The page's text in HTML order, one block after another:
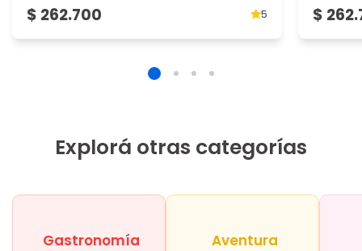
$ 262.700 5 $
Explorá otras categorías
Gastronomía Aventura